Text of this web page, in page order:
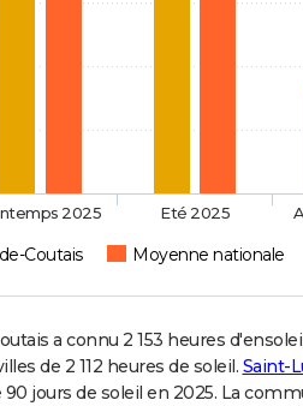
Coutais Moyenne nationale
2025 Eté 2025
a connu 2 153 heures
de 2 112 heures de soleil. Saint-
jours de soleil en 2025. La